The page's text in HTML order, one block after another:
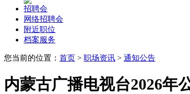
招聘会
网络招聘会
附近职位
档案服务
您当前的位置： 首页 > 职场资讯 > 通知公告
内蒙古广播电视台2026年